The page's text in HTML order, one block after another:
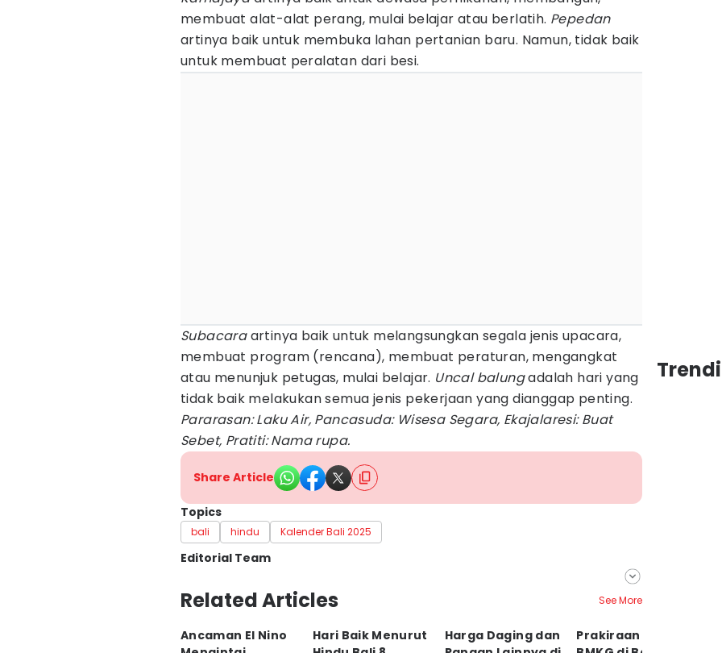
membuat alat-alat perang, mulai belajar atau berlatih. Pepedan
artinya baik untuk membuka lahan pertanian baru. Namun, tidak baik
untuk membuat peralatan dari besi.
Subacaraartinya baik untuk melangsungkan segala jenis upacara,
membuat program (rencana), membuat peraturan, mengangkat
atau menunjuk petugas, mulai belajar. Uncal balungadalah hari yang
tidak baik melakukan semua jenis pekerjaan yang dianggap penting.
Pararasan: Laku Air, Pancasuda: Wisesa Segara, Ekajalaresi: Buat
Sebet, Pratiti: Nama rupa.
Share Article
Topics
bali hindu Kalender Bali 2025
Editorial Team
Editor
Ni Komang Yuko Utami
Editor
Related Articles See More
Ancaman El Nino
Hari Baik Menurut
Harga Daging dan
Prakiraan Cuaca